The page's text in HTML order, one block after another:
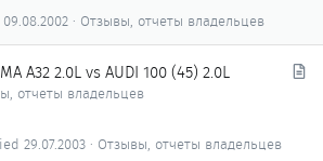
я
Отзывы, отчеты владельцев
09.08.2002
A32 2.0L vs AUDI 100 (45) 2.0L
отчеты владельцев
Отзывы, отчеты владельцев
29.07.2003